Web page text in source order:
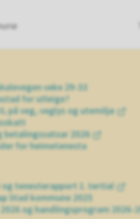
Hovedportal
veke 29-33
for utleige?
på veg, veglys og utemiljø
betalingssatsar 2026
for heimetenesta
tenesterapport 1. tertial
Stad kommune 2025
og handlingsprogram 2026-